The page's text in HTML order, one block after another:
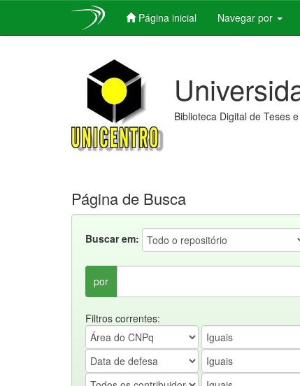
Página inicial Navegar por
Biblioteca Digital de Teses
Página de Busca
Buscar em:
por
Filtros correntes: